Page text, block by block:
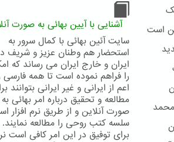
است
آشنایی با آیین بهائی به صورت
سایت آئین بهائی با کمال سرور به
استحضار هم وطنان عزیز و شریف
ایران و خارج ایران می رساند که
را فراهم نموده است تا همه فارسی
اعم از ایرانی و غیر ایرانی بتوانند
مطالعه و تحقیق درباره امر بهائی به
صورت آنلاین و از طریق نرم افزار
سلسه کتب روحی را مطالعه نمایند.
برای توفیق در این امر کافی است